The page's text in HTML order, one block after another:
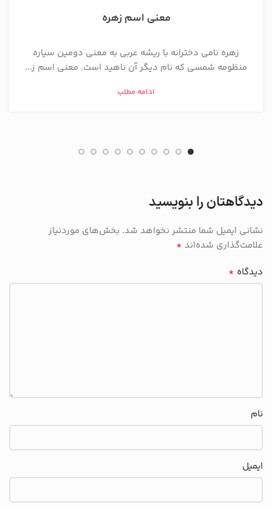
معنی اسم زهره
زهره نامی دخترانه با ریشه عربی به معنی دومین سیاره
منظومه شمسی که نام دیگر آن ناهید است. معنی اسم ز...
ادامه مطلب
دیدگاهتان را بنویسید
نشانی ایمیل شما منتشر نخواهد شد. بخش‌های موردنیاز
علامت‌گذاری شده‌اند *
دیدگاه *
نام
ایمیل